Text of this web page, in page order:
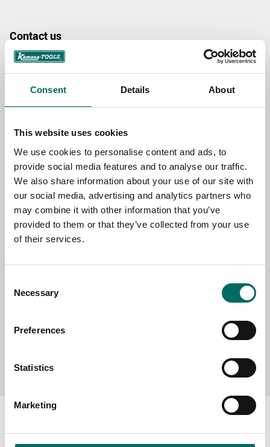
Consent Details About
This website uses cookies
We use cookies to personalise content and ads, to
provide social media features and to analyse our traffic.
We also share information about your use of our site with
our social media, advertising and analytics partners who
may combine it with other information that you’ve
provided to them or that they’ve collected from your use
of their services.
Selection
Necessary
Preferences
Statistics
Marketing
Contact us
TOPIC
SELECT COUNTRY